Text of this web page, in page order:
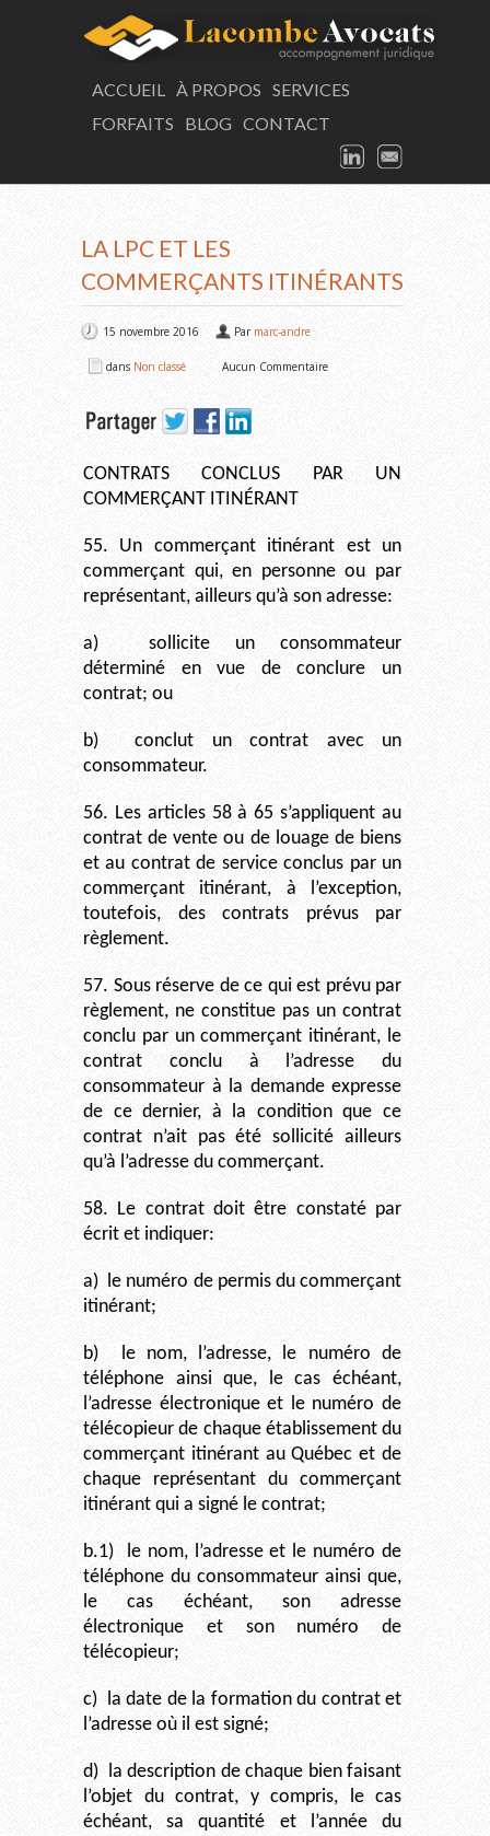
ACCUEIL À PROPOS SERVICES
FORFAITS
BLOG CONTACT
LINKEDIN
LA LPC ET LES
COMMERÇANTS ITINÉRANTS
15 novembre 2016 Par marc-andre
dans Non classé Aucun Commentaire
CONTRATS CONCLUS PAR UN
COMMERÇANT ITINÉRANT
55. Un commerçant itinérant est un
commerçant qui, en personne ou par
représentant, ailleurs qu’à son adresse:
a)
sollicite un consommateur
déterminé en vue de conclure un
contrat; ou
b)
conclut un contrat avec un
consommateur.
56. Les articles 58 à 65 s’appliquent au
contrat de vente ou de louage de biens
et au contrat de service conclus par un
commerçant itinérant, à l’exception,
toutefois, des contrats prévus par
règlement.
57. Sous réserve de ce qui est prévu par
règlement, ne constitue pas un contrat
conclu par un commerçant itinérant, le
contrat conclu à l’adresse du
consommateur à la demande expresse
de ce dernier, à la condition que ce
contrat n’ait pas été sollicité ailleurs
qu’à l’adresse du commerçant.
58. Le contrat doit être constaté par
écrit et indiquer:
a) le numéro de permis du commerçant
itinérant;
b)
le nom, l’adresse, le numéro de
téléphone ainsi que, le cas échéant,
l’adresse électronique et le numéro de
télécopieur de chaque établissement du
commerçant itinérant au Québec et de
chaque représentant du commerçant
itinérant qui a signé le contrat;
b.1)
le nom, l’adresse et le numéro de
téléphone du consommateur ainsi que,
le cas échéant, son adresse
électronique et son numéro de
télécopieur;
c) la date de la formation du contrat et
l’adresse où il est signé;
d) la description de chaque bien faisant
l’objet du contrat, y compris, le cas
échéant, sa quantité et l’année du